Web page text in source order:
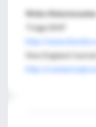
Webs Relacionadas
Triage BNP
http://
New England
http://